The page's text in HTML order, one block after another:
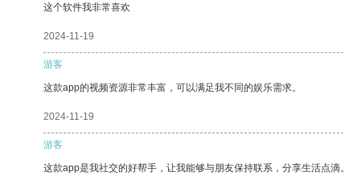
这个软件我非常喜欢
2024-11-19
游客
这款app的视频资源非常丰富，可以满足我不同的娱乐需求。
2024-11-19
游客
这款app是我社交的好帮手，让我能够与朋友保持联系，分享生活点滴。